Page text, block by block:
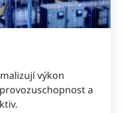
výkon
a